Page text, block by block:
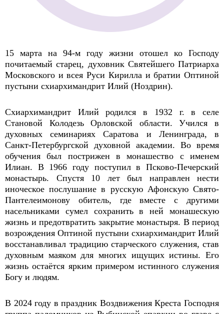
15 марта на 94-м году жизни отошел ко Господу
почитаемый старец, духовник Святейшего Патриарха
Московского и всея Руси Кирилла и братии Оптиной
пустыни схиархимандрит Илий (Ноздрин).
Схиархимандрит Илий родился в 1932 г. в селе
Становой Колодезь Орловской области. Учился в
духовных семинариях Саратова и Ленинграда, в
Санкт-Петербургской духовной академии. Во время
обучения был пострижен в монашество с именем
Илиан. В 1966 году поступил в Псково-Печерский
монастырь. Спустя 10 лет был направлен нести
иноческое послушание в русскую Афонскую Свято-
Пантелеимонову обитель, где вместе с другими
насельниками сумел сохранить в ней монашескую
жизнь и предотвратить закрытие монастыря. В период
возрождения Оптиной пустыни схиархимандрит Илий
восстанавливал традицию старческого служения, став
духовным маяком для многих ищущих истины. Его
жизнь остаётся ярким примером истинного служения
Богу и людям.
В 2024 году в праздник Воздвижения Креста Господня